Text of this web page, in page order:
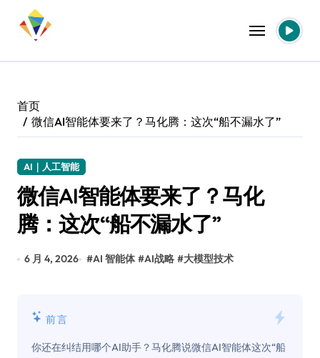
首页
微信AI智能体要来了？马化腾：这次“船不漏水了”
AI｜人工智能
微信AI智能体要来了？马化
腾：这次“船不漏水了”
6 月 4, 2026 #AI 智能体 #AI战略 #大模型技术
前言
你还在纠结用哪个AI助手？马化腾说微信AI智能体这次“船